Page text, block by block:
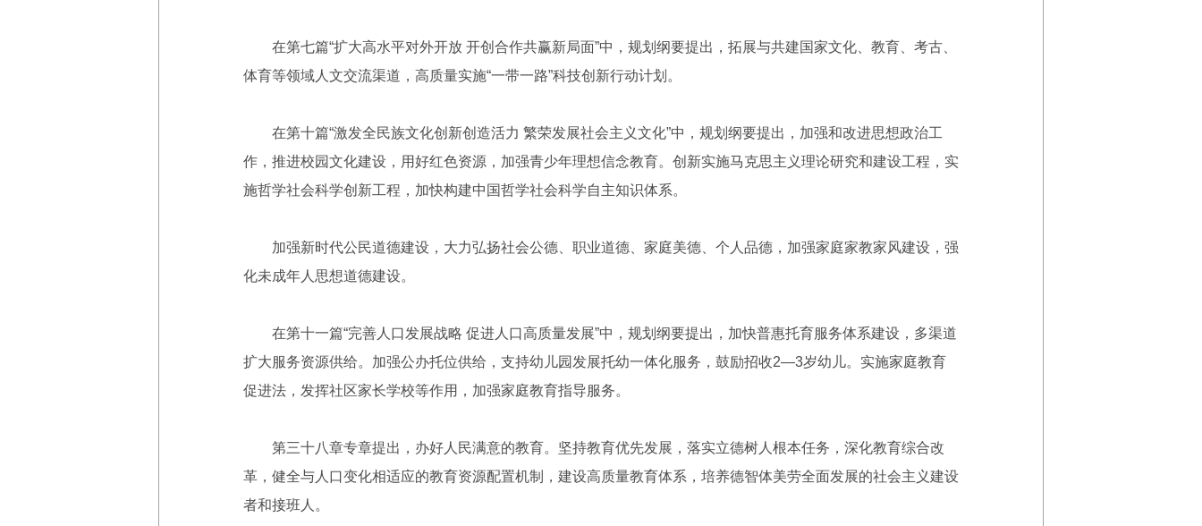
在第七篇“扩大高水平对外开放 开创合作共赢新局面”中，规划纲要提出，拓展与共建国家文化、教育、考古、
体育等领域人文交流渠道，高质量实施“一带一路”科技创新行动计划。
在第十篇“激发全民族文化创新创造活力 繁荣发展社会主义文化”中，规划纲要提出，加强和改进思想政治工
作，推进校园文化建设，用好红色资源，加强青少年理想信念教育。创新实施马克思主义理论研究和建设工程，实
施哲学社会科学创新工程，加快构建中国哲学社会科学自主知识体系。
加强新时代公民道德建设，大力弘扬社会公德、职业道德、家庭美德、个人品德，加强家庭家教家风建设，强
化未成年人思想道德建设。
在第十一篇“完善人口发展战略 促进人口高质量发展”中，规划纲要提出，加快普惠托育服务体系建设，多渠道
扩大服务资源供给。加强公办托位供给，支持幼儿园发展托幼一体化服务，鼓励招收2—3岁幼儿。实施家庭教育
促进法，发挥社区家长学校等作用，加强家庭教育指导服务。
第三十八章专章提出，办好人民满意的教育。坚持教育优先发展，落实立德树人根本任务，深化教育综合改
革，健全与人口变化相适应的教育资源配置机制，建设高质量教育体系，培养德智体美劳全面发展的社会主义建设
者和接班人。